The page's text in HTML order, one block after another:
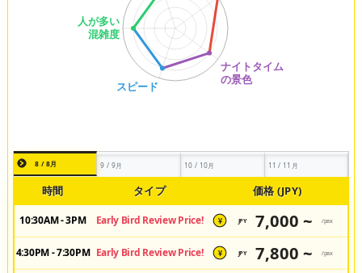
8 / 8月 9 / 9月 10 / 10月 11 / 11月
時間 タイプ 価格 (JPY)
10:30AM - 3PM Early Bird Review Price! ¥ JPY 7,000 ~ /pax
4:30PM - 7:30PM Early Bird Review Price! ¥ JPY 7,800 ~ /pax